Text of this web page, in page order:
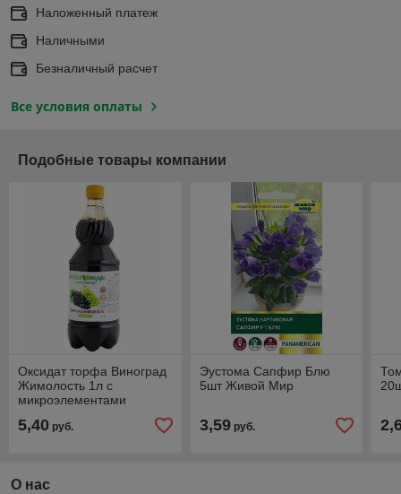
Наложенный платеж
Наличными
Безналичный расчет
Все условия оплаты
Подобные товары компании
Оксидат торфа Виноград
Жимолость 1л с
микроэлементами
5,40 руб.
Эустома Сапфир Блю
5шт Живой Мир
3,59руб.
О нас